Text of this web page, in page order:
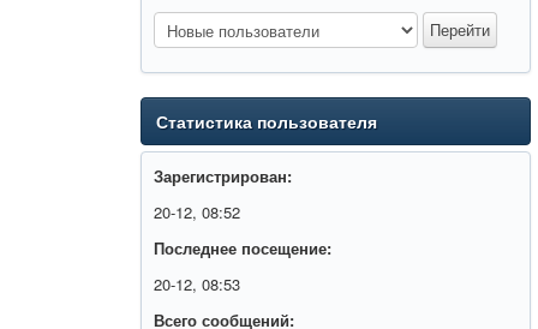
Статистика пользователя
Зарегистрирован:
20-12, 08:52
Последнее посещение:
20-12, 08:53
Всего сообщений: